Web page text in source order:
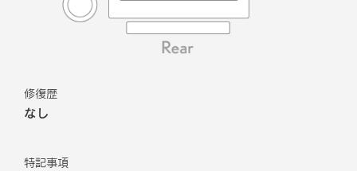
修復歴
なし
特記事項